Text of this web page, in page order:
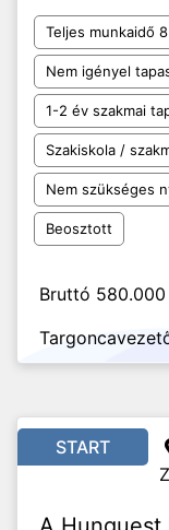
Teljes munkaidő
Nem igényel
1-2 év szakmai
Szakiskola /
Nem szükséges
Beosztott
Bruttó
START